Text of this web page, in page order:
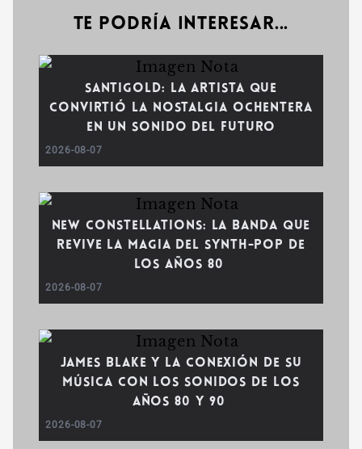
Te podría interesar...
Santigold: la artista que
convirtió la nostalgia ochentera
en un sonido del futuro
2026-08-07
New Constellations: la banda que
revive la magia del synth-pop de
los años 80
2026-08-07
James Blake y la conexión de su
música con los sonidos de los
años 80 y 90
2026-08-07